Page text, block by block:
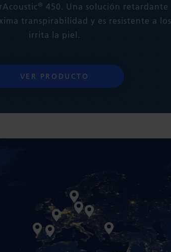
® 450. Una solución
transpirabilidad y es resistente a
irrita la piel.
VER PRODUCTO